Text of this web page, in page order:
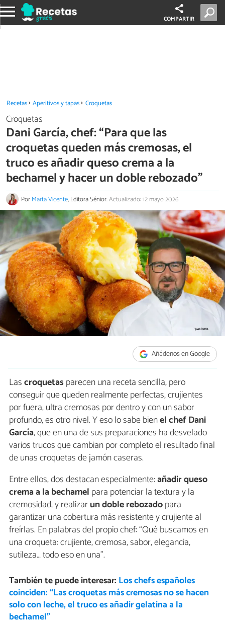
COMPARTIR
Recetas Aperitivos y tapas Croquetas
Croquetas
Dani García, chef: “Para que las
croquetas queden más cremosas, el
truco es añadir queso crema a la
bechamel y hacer un doble rebozado”
PorMarta Vicente, Editora Sénior.Actualizado: 12 mayo 2026
Añádenos en Google
Lascroquetas parecen una receta sencilla, pero
conseguir que queden realmente perfectas, crujientes
por fuera, ultra cremosas por dentro y con un sabor
profundo, es otro nivel. Y eso lo sabe bienel chef Dani
García, que en una de sus preparaciones ha desvelado
varios trucos que cambian por completo el resultado final
de unas croquetas de jamón caseras.
Entre ellos, dos destacan especialmente:añadir queso
crema a la bechamel para potenciar la textura y la
cremosidad, y realizarun doble rebozadopara
garantizar una cobertura más resistente y crujiente al
freírlas. En palabras del propio chef: “Qué buscamos en
una croqueta: crujiente, cremosa, sabor, elegancia,
sutileza… todo eso en una”.
También te puede interesar: Los chefs españoles
coinciden: “Las croquetas más cremosas no se hacen
solo con leche, el truco es añadir gelatina a la
bechamel”